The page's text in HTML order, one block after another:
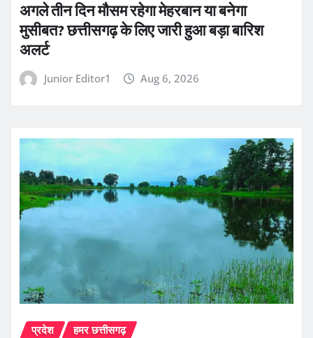
अगले तीन दिन मौसम रहेगा मेहरबान या बनेगा
मुसीबत? छत्तीसगढ़ के लिए जारी हुआ बड़ा बारिश
अलर्ट
Junior Editor1 Aug 6, 2026
प्रदेश हमर छत्तीसगढ़